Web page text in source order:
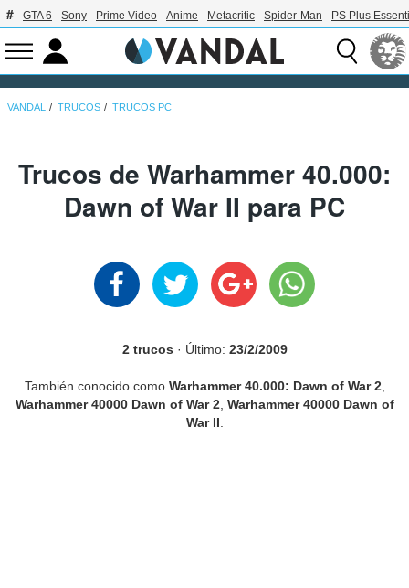
GTA 6 Sony Prime Video Anime Metacritic Spider-Man PS Plus
VANDAL TRUCOS TRUCOS PC
Trucos de Warhammer 40.000:
Dawn of War II para PC
2 trucos · Último: 23/2/2009
También conocido como Warhammer 40.000: Dawn of War 2,
Warhammer 40000 Dawn of War 2, Warhammer 40000 Dawn of
War II